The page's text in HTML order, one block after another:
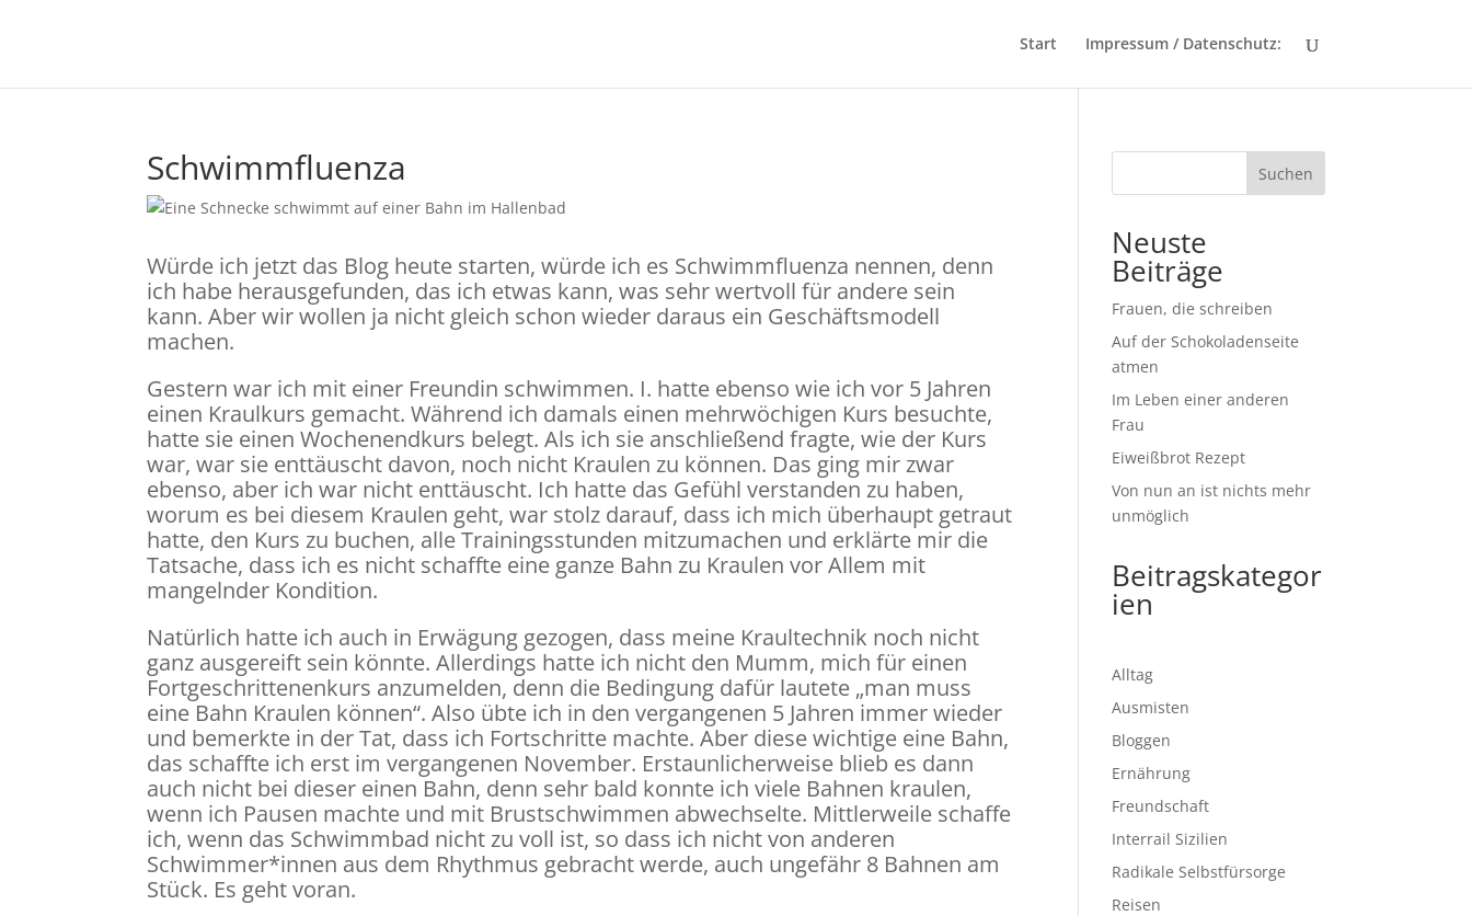
Start Impressum / Datenschutz:
Schwimmfluenza
Würde ich jetzt das Blog heute starten, würde ich es Schwimmfluenza nennen, denn
ich habe herausgefunden, das ich etwas kann, was sehr wertvoll für andere sein
kann. Aber wir wollen ja nicht gleich schon wieder daraus ein Geschäftsmodell
machen.
Gestern war ich mit einer Freundin schwimmen. I. hatte ebenso wie ich vor 5 Jahren
einen Kraulkurs gemacht. Während ich damals einen mehrwöchigen Kurs besuchte,
hatte sie einen Wochenendkurs belegt. Als ich sie anschließend fragte, wie der Kurs
war, war sie enttäuscht davon, noch nicht Kraulen zu können. Das ging mir zwar
ebenso, aber ich war nicht enttäuscht. Ich hatte das Gefühl verstanden zu haben,
worum es bei diesem Kraulen geht, war stolz darauf, dass ich mich überhaupt getraut
hatte, den Kurs zu buchen, alle Trainingsstunden mitzumachen und erklärte mir die
Tatsache, dass ich es nicht schaffte eine ganze Bahn zu Kraulen vor Allem mit
mangelnder Kondition.
Natürlich hatte ich auch in Erwägung gezogen, dass meine Kraultechnik noch nicht
ganz ausgereift sein könnte. Allerdings hatte ich nicht den Mumm, mich für einen
Fortgeschrittenenkurs anzumelden, denn die Bedingung dafür lautete „man muss
eine Bahn Kraulen können“. Also übte ich in den vergangenen 5 Jahren immer wieder
und bemerkte in der Tat, dass ich Fortschritte machte. Aber diese wichtige eine Bahn,
das schaffte ich erst im vergangenen November. Erstaunlicherweise blieb es dann
auch nicht bei dieser einen Bahn, denn sehr bald konnte ich viele Bahnen kraulen,
wenn ich Pausen machte und mit Brustschwimmen abwechselte. Mittlerweile schaffe
ich, wenn das Schwimmbad nicht zu voll ist, so dass ich nicht von anderen
Schwimmer*innen aus dem Rhythmus gebracht werde, auch ungefähr 8 Bahnen am
Stück. Es geht voran.
Suchen
Neuste
Beiträge
Frauen, die schreiben
Auf der Schokoladenseite
atmen
Im Leben einer anderen
Frau
Eiweißbrot Rezept
Von nun an ist nichts mehr
unmöglich
Beitragskategor
ien
Alltag
Ausmisten
Bloggen
Ernährung
Freundschaft
Interrail Sizilien
Radikale Selbstfürsorge
Reisen